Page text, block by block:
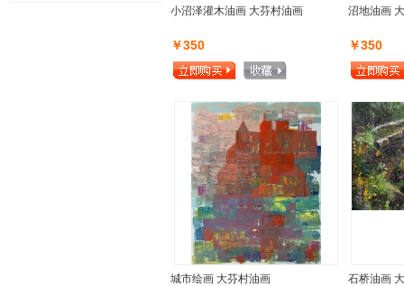
小沼泽灌木油画 大芬村油画
￥350
沼地油画
￥350
城市绘画 大芬村油画 石桥油画